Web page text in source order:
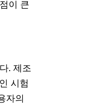
이 큰
. 제조
시험
자의